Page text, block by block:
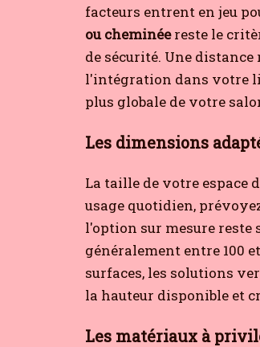
facteurs entrent en jeu
ou cheminéereste le
de sécurité. Une
l'intégration dans votre
plus globale de votre
Les dimensions
La taille de votre espace
usage quotidien,
l'option sur mesure
généralement entre 100
surfaces, les solutions
la hauteur disponible et
Les matériaux à